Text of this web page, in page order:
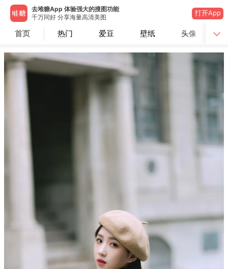
去堆糖App 体验强大的搜图功能
千万同好 分享海量高清美图
打开App
首页 热门 爱豆 壁纸 头像